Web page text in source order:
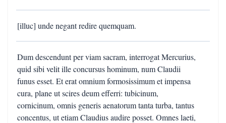
[illuc] unde negant redire quemquam.
Dum descendunt per viam sacram, interrogat Mercurius,
quid sibi velit ille concursus hominum, num Claudii
funus esset. Et erat omnium formosissimum et impensa
cura, plane ut scires deum efferri: tubicinum,
cornicinum, omnis generis aenatorum tanta turba, tantus
concentus, ut etiam Claudius audire posset. Omnes laeti,